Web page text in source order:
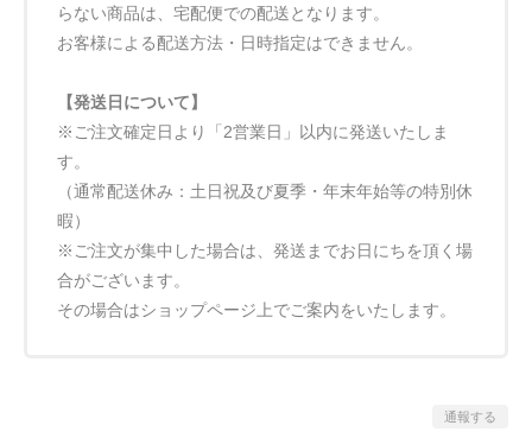
らない商品は、宅配便での配送となります。
お客様による配送方法・日時指定はできません。
【発送日について】
※ご注文確定日より「2営業日」以内に発送いたしま
す。
（通常配送休み：土日祝及び夏季・年末年始等の特別休
暇）
※ご注文が集中した場合は、発送までお日にちを頂く場
合がございます。
その場合はショップページ上でご案内をいたします。
通報する